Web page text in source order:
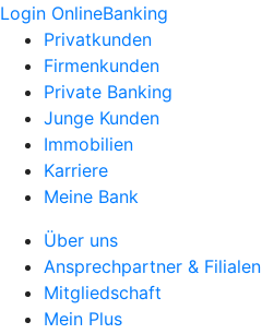
Login OnlineBanking
Privatkunden
Firmenkunden
Private Banking
Junge Kunden
Immobilien
Karriere
Meine Bank
Über uns
Ansprechpartner & Filialen
Mitgliedschaft
Mein Plus